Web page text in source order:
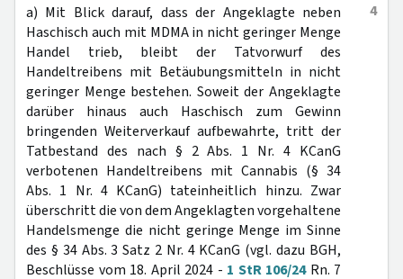
4
a) Mit Blick darauf, dass der Angeklagte neben
Haschisch auch mit MDMA in nicht geringer Menge
Handel trieb, bleibt der Tatvorwurf des
Handeltreibens mit Betäubungsmitteln in nicht
geringer Menge bestehen. Soweit der Angeklagte
darüber hinaus auch Haschisch zum Gewinn
bringenden Weiterverkauf aufbewahrte, tritt der
Tatbestand des nach § 2 Abs. 1 Nr. 4 KCanG
verbotenen Handeltreibens mit Cannabis (§ 34
Abs. 1 Nr. 4 KCanG) tateinheitlich hinzu. Zwar
überschritt die von dem Angeklagten vorgehaltene
Handelsmenge die nicht geringe Menge im Sinne
des § 34 Abs. 3 Satz 2 Nr. 4 KCanG (vgl. dazu BGH,
Beschlüsse vom 18. April 2024 - 1 StR 106/24Rn. 7